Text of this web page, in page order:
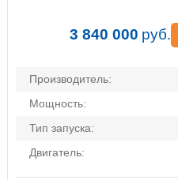
3 840 000 руб.
Производитель:
Мощность:
Тип запуска:
Двигатель: